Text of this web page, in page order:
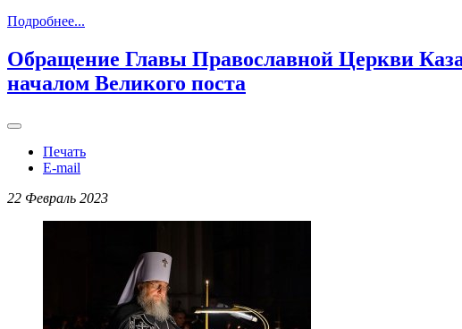
Подробнее...
Обращение Главы Православной Церкви
началом Великого поста
Печать
E-mail
22 Февраль 2023